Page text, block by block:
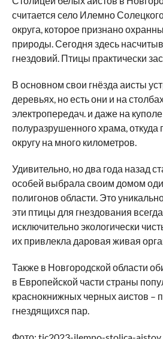
считается село Илемно
округа, которое признано
природы. Сегодня здесь
гнездовий. Птицы практически
В основном свои гнёзда аисты
деревьях, но есть они и на
электропередач. и даже на куполе
полуразрушенного храма,
округу на много километров.
Удивительно, но два года назад
особей выбрала своим домом
полигонов области. Это
эти птицы для гнездования
исключительно экологически
их привлекла даровая живая
Также в Новгородской области
в Европейской части страны
краснокнижных черных аистов –
гнездящихся пар.